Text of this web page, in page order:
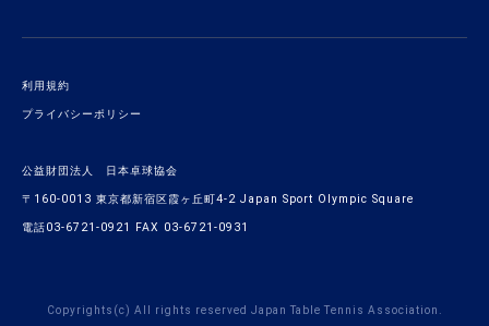
利用規約
プライバシーポリシー
公益財団法人 日本卓球協会
〒160-0013 東京都新宿区霞ヶ丘町4-2 Japan Sport Olympic Square
電話03-6721-0921 FAX 03-6721-0931
Copyrights(c) All rights reserved Japan Table Tennis Association.